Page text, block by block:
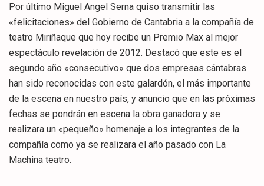
Por último Miguel Angel Serna quiso transmitir las
«felicitaciones» del Gobierno de Cantabria a la compañía de
teatro Miriñaque que hoy recibe un Premio Max al mejor
espectáculo revelación de 2012. Destacó que este es el
segundo año «consecutivo» que dos empresas cántabras
han sido reconocidas con este galardón, el más importante
de la escena en nuestro país, y anuncio que en las próximas
fechas se pondrán en escena la obra ganadora y se
realizara un «pequeño» homenaje a los integrantes de la
compañía como ya se realizara el año pasado con La
Machina teatro.